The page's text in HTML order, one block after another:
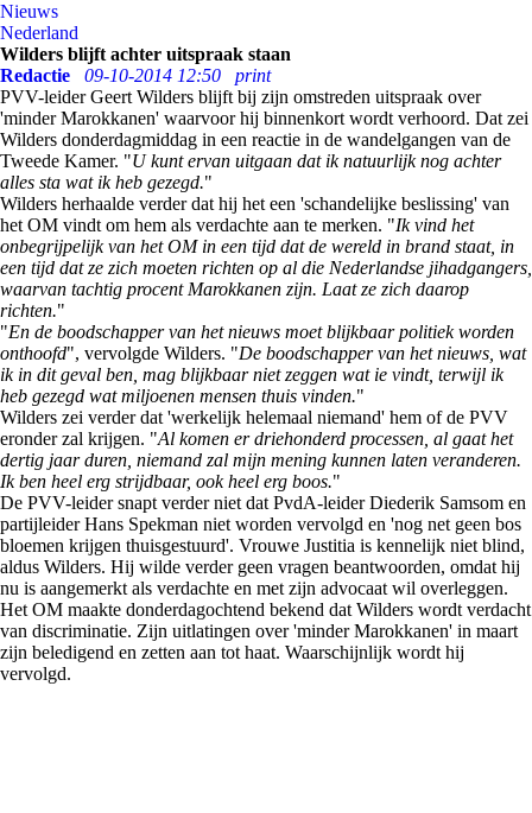
Nieuws
Nederland
Wilders blijft achter uitspraak staan
Redactie
09-10-2014 12:50
print
PVV-leider Geert Wilders blijft bij zijn omstreden uitspraak over
'minder Marokkanen' waarvoor hij binnenkort wordt verhoord. Dat zei
Wilders donderdagmiddag in een reactie in de wandelgangen van de
Tweede Kamer. "U kunt ervan uitgaan dat ik natuurlijk nog achter
alles sta wat ik heb gezegd."
Wilders herhaalde verder dat hij het een 'schandelijke beslissing' van
het OM vindt om hem als verdachte aan te merken. "Ik vind het
onbegrijpelijk van het OM in een tijd dat de wereld in brand staat, in
een tijd dat ze zich moeten richten op al die Nederlandse jihadgangers,
waarvan tachtig procent Marokkanen zijn. Laat ze zich daarop
richten."
"En de boodschapper van het nieuws moet blijkbaar politiek worden
onthoofd", vervolgde Wilders. "De boodschapper van het nieuws, wat
ik in dit geval ben, mag blijkbaar niet zeggen wat ie vindt, terwijl ik
heb gezegd wat miljoenen mensen thuis vinden."
Wilders zei verder dat 'werkelijk helemaal niemand' hem of de PVV
eronder zal krijgen. "Al komen er driehonderd processen, al gaat het
dertig jaar duren, niemand zal mijn mening kunnen laten veranderen.
Ik ben heel erg strijdbaar, ook heel erg boos."
De PVV-leider snapt verder niet dat PvdA-leider Diederik Samsom en
partijleider Hans Spekman niet worden vervolgd en 'nog net geen bos
bloemen krijgen thuisgestuurd'. Vrouwe Justitia is kennelijk niet blind,
aldus Wilders. Hij wilde verder geen vragen beantwoorden, omdat hij
nu is aangemerkt als verdachte en met zijn advocaat wil overleggen.
Het OM maakte donderdagochtend bekend dat Wilders wordt verdacht
van discriminatie. Zijn uitlatingen over 'minder Marokkanen' in maart
zijn beledigend en zetten aan tot haat. Waarschijnlijk wordt hij
vervolgd.